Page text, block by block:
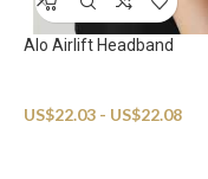
Alo Airlift Headband
US$22.03 - US$22.08